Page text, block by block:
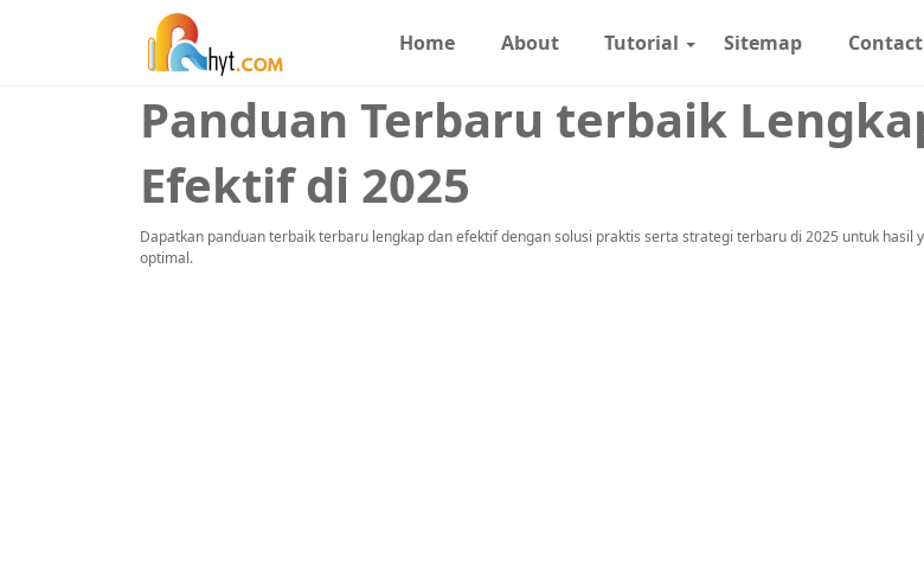
Home About Tutorial Sitemap Contact
Panduan Terbaru terbaik
Efektif di 2025
Dapatkan panduan terbaik terbaru lengkap dan efektif dengan solusi praktis serta strategi terbaru di 2025 untuk hasil
optimal.